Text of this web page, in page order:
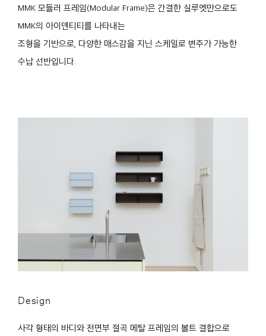
MMK 모듈러 프레임(Modular Frame)은 간결한 실루엣만으로도
MMK의 아이덴티티를 나타내는
조형을 기반으로, 다양한 매스감을 지닌 스케일로 변주가 가능한
수납 선반입니다.
Design
사각 형태의 바디와 전면부 절곡 메탈 프레임의 볼트 결합으로